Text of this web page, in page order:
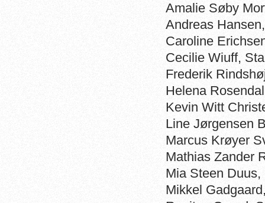
Amalie Søby
Andreas
Caroline
Cecilie Wiuff,
Frederik
Helena
Kevin Witt
Line
Marcus Krøyer
Mathias Zander
Mia Steen
Mikkel